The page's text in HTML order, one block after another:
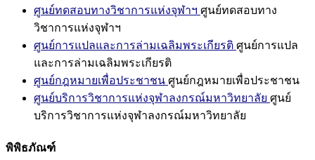
ศูนย์ทดสอบทางวิชาการแห่งจุฬาฯ ศูนย์ทดสอบทาง
วิชาการแห่งจุฬาฯ
ศูนย์การแปลและการล่ามเฉลิมพระเกียรติ ศูนย์การแปล
และการล่ามเฉลิมพระเกียรติ
ศูนย์กฎหมายเพื่อประชาชน ศูนย์กฎหมายเพื่อประชาชน
ศูนย์บริการวิชาการแห่งจุฬาลงกรณ์มหาวิทยาลัย ศูนย์
บริการวิชาการแห่งจุฬาลงกรณ์มหาวิทยาลัย
พิพิธภัณฑ์